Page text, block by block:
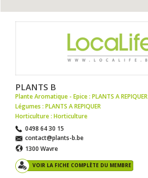
PLANTS B
Plante Aromatique - Epice : PLANTS A REPIQUER
Légumes : PLANTS A REPIQUER
Horticulture : Horticulture
0498 64 30 15
contact@plants-b.be
1300 Wavre
VOIR LA FICHE COMPLÈTE DU MEMBRE